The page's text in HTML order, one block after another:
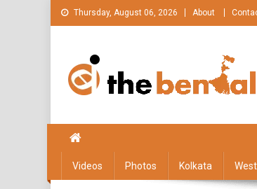
Skip
to
Thursday, August 06, 2026 About
Videos Photos Kolkata